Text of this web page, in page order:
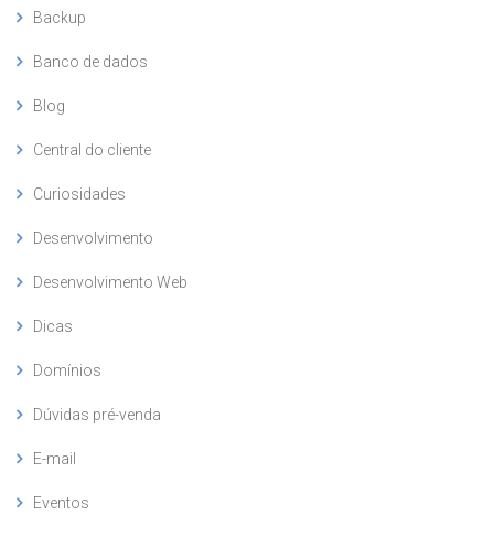
Backup
Banco de dados
Blog
Central do cliente
Curiosidades
Desenvolvimento
Desenvolvimento Web
Dicas
Domínios
Dúvidas pré-venda
E-mail
Eventos